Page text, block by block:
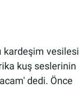
kardeşim vesilesi
kuş seslerinin
dedi. Önce